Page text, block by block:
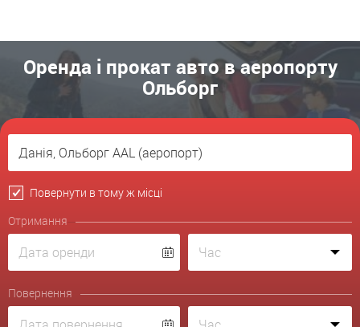
Оренда і прокат авто в аеропорту
Ольборг
Повернути в тому ж місці
Отримання
Повернення